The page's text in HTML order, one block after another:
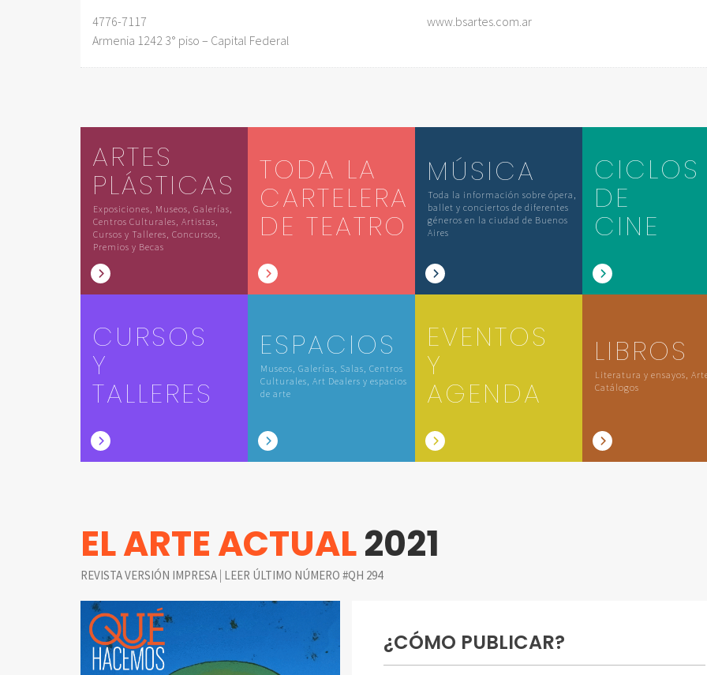
4776-7117
Armenia 1242 3° piso – Capital Federal
www.bsartes.com.ar
ARTES
PLÁSTICAS
Exposiciones, Museos, Galerías,
Centros Culturales, Artistas,
Cursos y Talleres, Concursos,
Premios y Becas
TODA LA
CARTELERA
DE TEATRO
MÚSICA
Toda la información sobre ópera,
ballet y conciertos de diferentes
géneros en la ciudad de Buenos
Aires
CICLOS
DE
CINE
CURSOS
Y
TALLERES
ESPACIOS
Museos, Galerías, Salas, Centros
Culturales, Art Dealers y espacios
de arte
EVENTOS
Y
AGENDA
LIBROS
Literatura y ensayos,
Catálogos
EL ARTE ACTUAL2021
REVISTA VERSIÓN IMPRESA | LEER ÚLTIMO NÚMERO #QH 294
¿CÓMO PUBLICAR?